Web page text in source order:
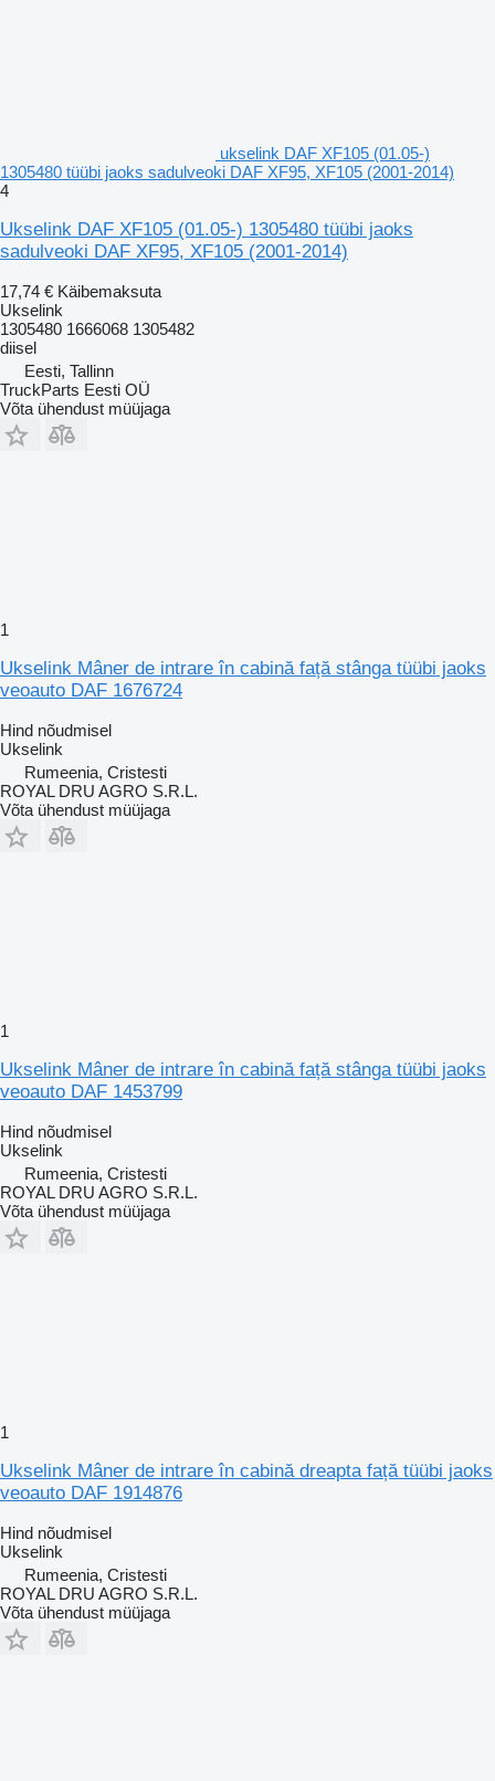
ukselink DAF XF105 (01.05-)
1305480 tüübi jaoks sadulveoki DAF XF95, XF105 (2001-2014)
4
Ukselink DAF XF105 (01.05-) 1305480 tüübi jaoks
sadulveoki DAF XF95, XF105 (2001-2014)
17,74 € Käibemaksuta
Ukselink
1305480 1666068 1305482
diisel
Eesti, Tallinn
TruckParts Eesti OÜ
Võta ühendust müüjaga
1
Ukselink Mâner de intrare în cabină față stânga tüübi jaoks
veoauto DAF 1676724
Hind nõudmisel
Ukselink
Rumeenia, Cristesti
ROYAL DRU AGRO S.R.L.
Võta ühendust müüjaga
1
Ukselink Mâner de intrare în cabină față stânga tüübi jaoks
veoauto DAF 1453799
Hind nõudmisel
Ukselink
Rumeenia, Cristesti
ROYAL DRU AGRO S.R.L.
Võta ühendust müüjaga
1
Ukselink Mâner de intrare în cabină dreapta față tüübi jaoks
veoauto DAF 1914876
Hind nõudmisel
Ukselink
Rumeenia, Cristesti
ROYAL DRU AGRO S.R.L.
Võta ühendust müüjaga